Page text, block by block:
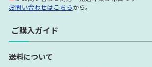
お問い合わせはこちらから。
ご購入ガイド
送料について